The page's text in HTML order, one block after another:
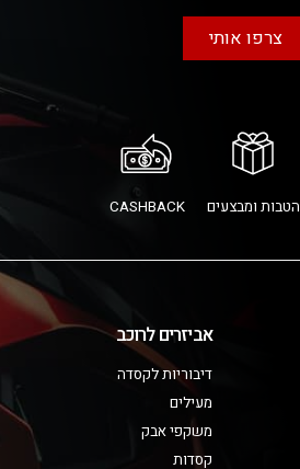
צרפו אותי
הטבות ומבצעים CASHBACK
אביזרים לרוכב
דיבוריות לקסדה
מעילים
משקפי אבק
קסדות